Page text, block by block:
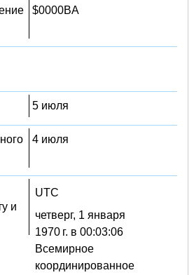
$0000BA
5 июля
4 июля
и
UTC
четверг, 1 января
1970 г. в 00:03:06
Всемирное
координированное